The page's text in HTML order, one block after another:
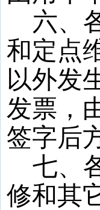
六、
和定点
以外发
发票，
签字后
七、
修和其